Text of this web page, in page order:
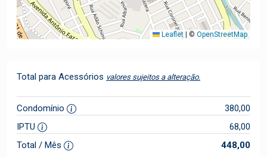
Leaflet | © OpenStreetMap
Total para Acessórios valores sujeitos a alteração.
Condomínio
380,00
IPTU
68,00
Total / Mês
448,00